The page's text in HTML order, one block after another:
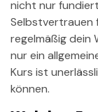
nicht nur
Selbstvertrauen
regelmäßig dein
nur ein
Kurs ist
können.